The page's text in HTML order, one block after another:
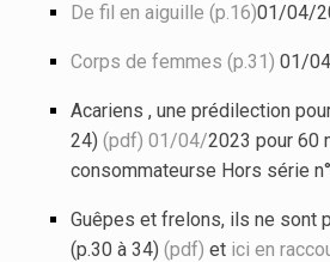
De fil en aiguille (p.16)01/04/
Corps de femmes (p.31) 01/
Acariens , une prédilection
24) (pdf) 01/04/2023 pour 60
consommateurse Hors série
Guêpes et frelons, ils ne sont
(p.30 à 34) (pdf) et ici en